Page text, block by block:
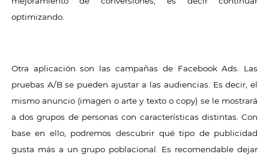
optimizando.
Otra aplicación son las campañas de Facebook Ads. Las
pruebas A/B se pueden ajustar a las audiencias. Es decir, el
mismo anuncio (imagen o arte y texto o copy) se le mostrará
a dos grupos de personas con características distintas. Con
base en ello, podremos descubrir qué tipo de publicidad
gusta más a un grupo poblacional. Es recomendable dejar